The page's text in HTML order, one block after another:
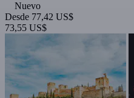
Nuevo
Desde 77,42 US$
73,55 US$